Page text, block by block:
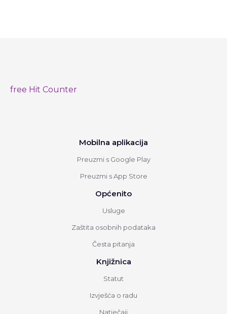
free Hit Counter
Mobilna aplikacija
Preuzmi s Google Play
Preuzmi s App Store
Općenito
Usluge
Zaštita osobnih podataka
Česta pitanja
Knjižnica
Statut
Izvješća o radu
Natječaji